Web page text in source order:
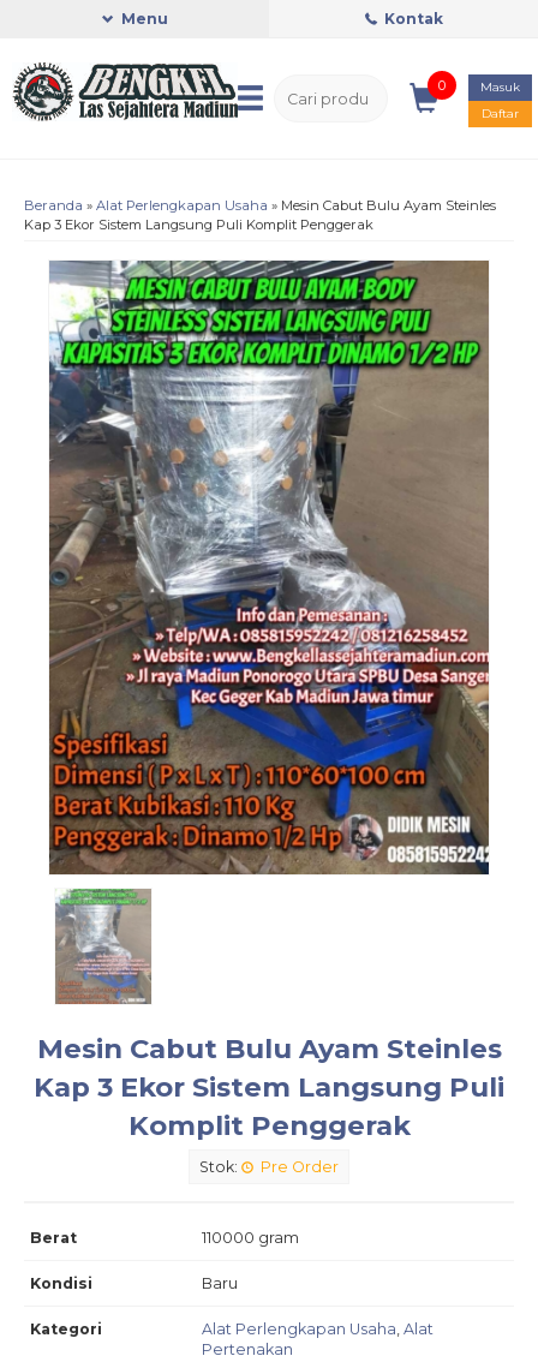
Menu Kontak
0
Masuk
Daftar
Beranda » Alat Perlengkapan Usaha » Mesin Cabut Bulu Ayam Steinles
Kap 3 Ekor Sistem Langsung Puli Komplit Penggerak
Mesin Cabut Bulu Ayam Steinles
Kap 3 Ekor Sistem Langsung Puli
Komplit Penggerak
Stok: Pre Order
Berat 110000 gram
Kondisi Baru
Kategori Alat Perlengkapan Usaha, Alat
Pertenakan